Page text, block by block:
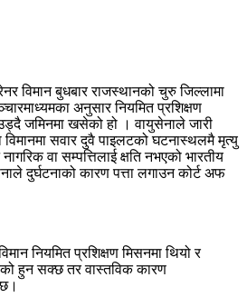
विमान बुधबार राजस्थानको चुरु जिल्लामा
अनुसार नियमित प्रशिक्षण
जमिनमा खसेको हो । वायुसेनाले जारी
विमानमा सवार दुवै पाइलटको घटनास्थलमै मृत्यु
वा सम्पत्तिलाई क्षति नभएको भारतीय
दुर्घटनाको कारण पत्ता लगाउन कोर्ट अफ
नियमित प्रशिक्षण मिसनमा थियो र
हुन सक्छ तर वास्तविक कारण